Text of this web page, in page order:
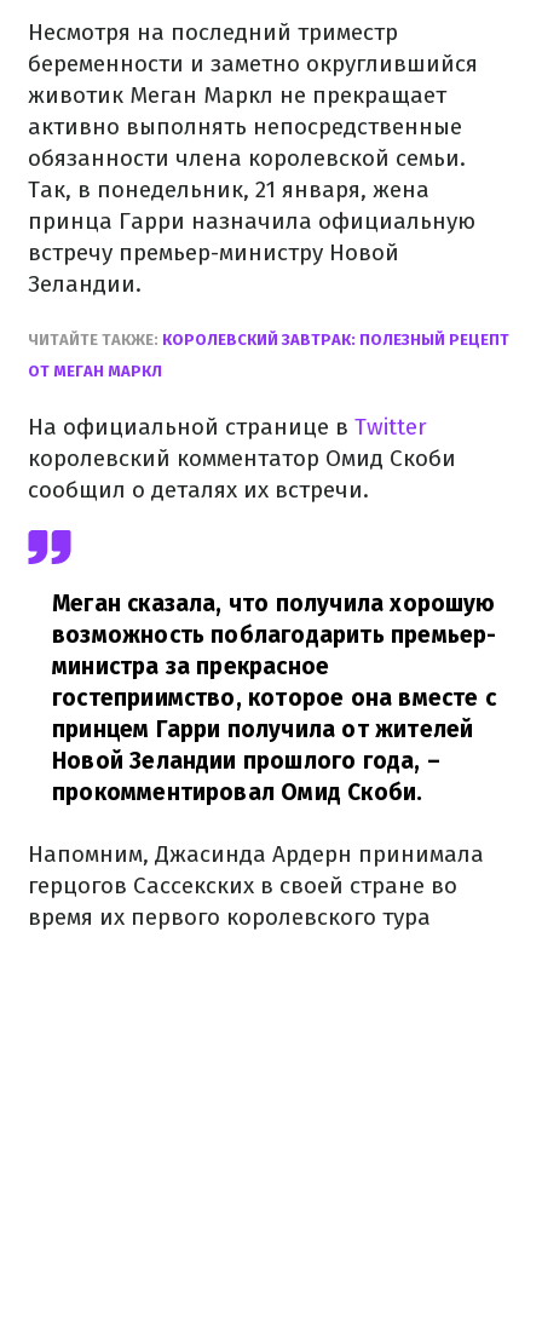
Несмотря на последний триместр
беременности и заметно округлившийся
животик Меган Маркл не прекращает
активно выполнять непосредственные
обязанности члена королевской семьи.
Так, в понедельник, 21 января, жена
принца Гарри назначила официальную
встречу премьер-министру Новой
Зеландии.
ЧИТАЙТЕ ТАКЖЕ: КОРОЛЕВСКИЙ ЗАВТРАК: ПОЛЕЗНЫЙ РЕЦЕПТ
ОТ МЕГАН МАРКЛ
На официальной странице в Twitter
королевский комментатор Омид Скоби
сообщил о деталях их встречи.
Меган сказала, что получила хорошую
возможность поблагодарить премьер-
министра за прекрасное
гостеприимство, которое она вместе с
принцем Гарри получила от жителей
Новой Зеландии прошлого года, –
прокомментировал Омид Скоби.
Напомним, Джасинда Ардерн принимала
герцогов Сассекских в своей стране во
время их первого королевского тура